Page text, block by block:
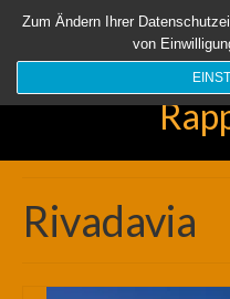
Startseite Aktuell Über uns
Suchen
Rivadavia
Zum Ändern Ihrer
von